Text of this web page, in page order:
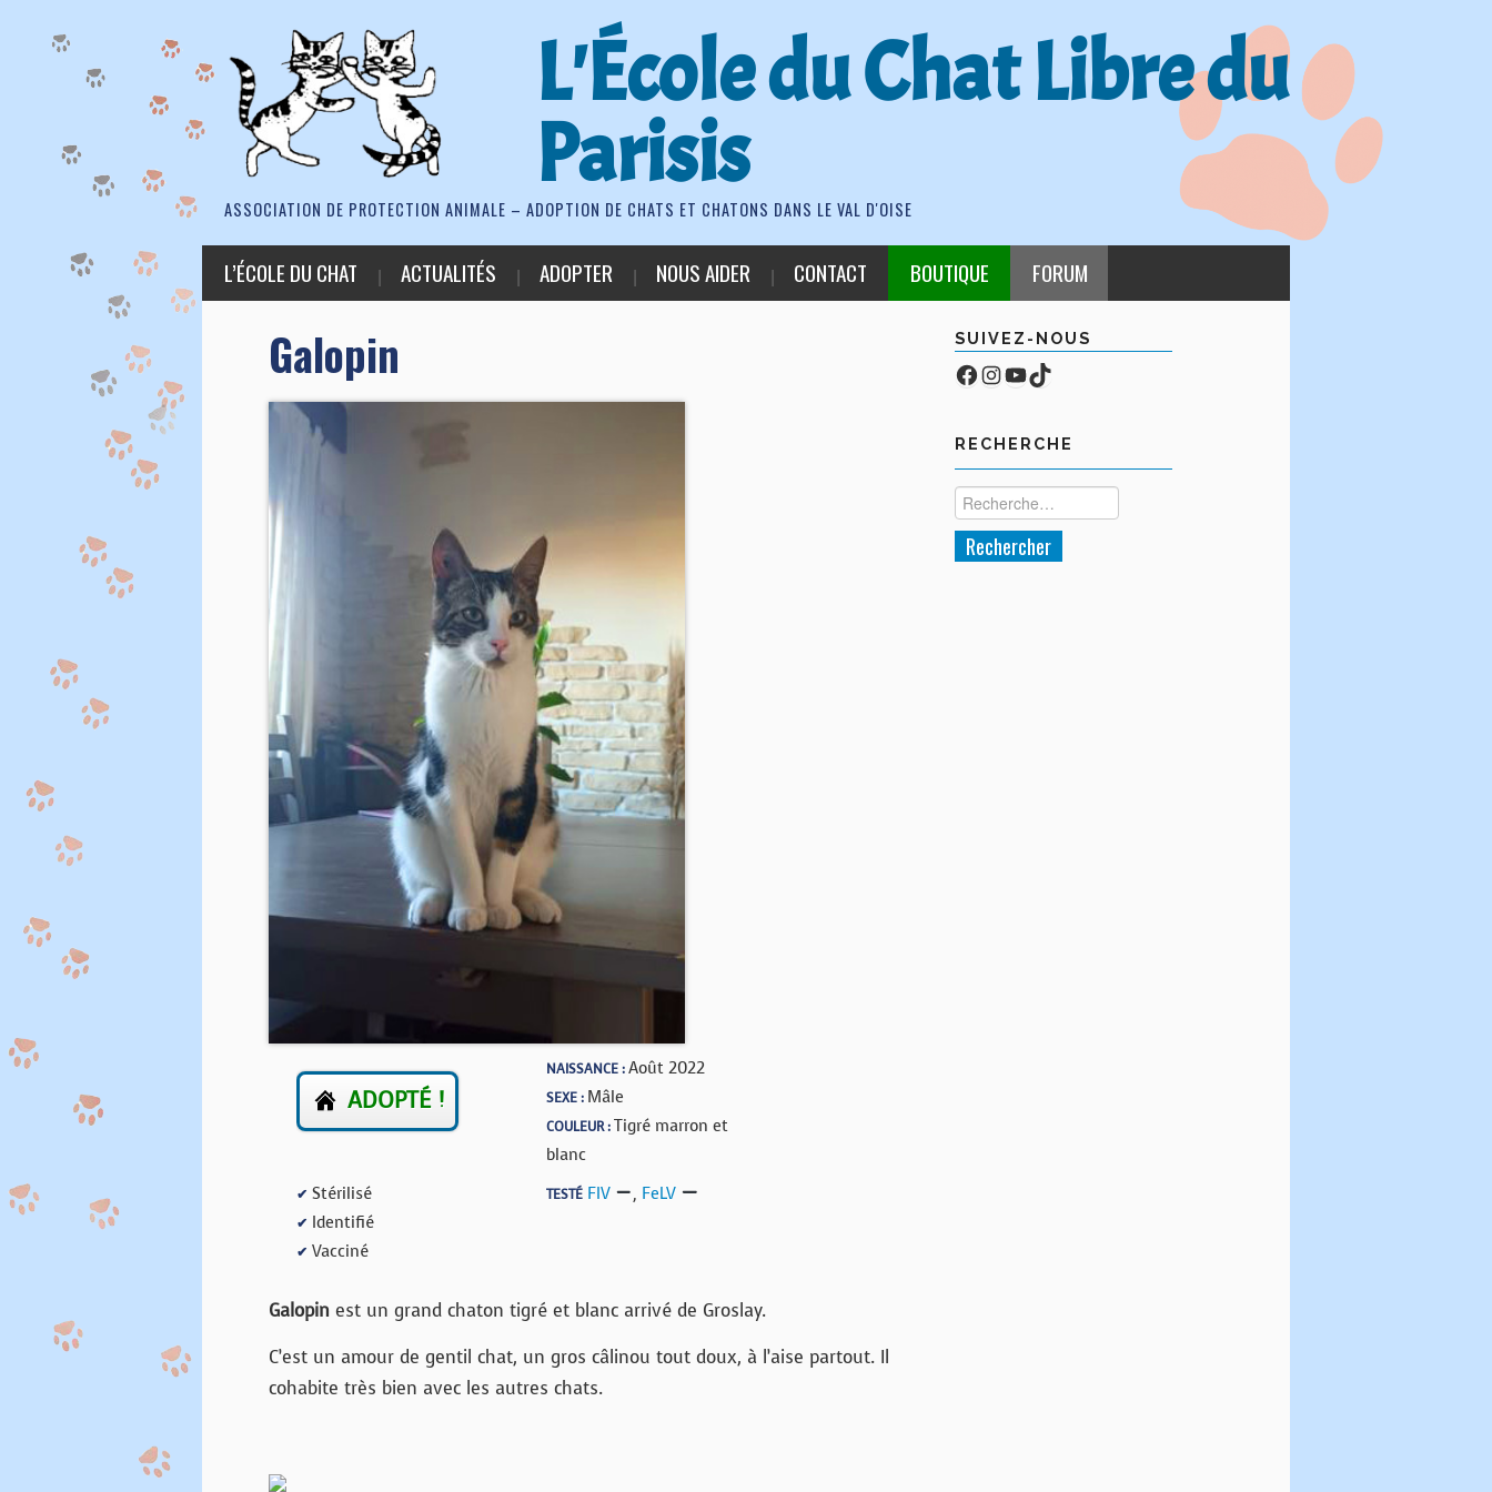
L'École du Chat Libre du
Parisis
ASSOCIATION DE PROTECTION ANIMALE – ADOPTION DE CHATS ET CHATONS DANS LE VAL D'OISE
L’ÉCOLE DU CHAT ACTUALITÉS ADOPTER NOUS AIDER CONTACT BOUTIQUE FORUM
Galopin
ADOPTÉ !
NAISSANCE :Août 2022
SEXE : Mâle
COULEUR :Tigré marron et
blanc
✔ Stérilisé
✔ Identifié
✔ Vacciné
TESTÉ FIV , FeLV
Galopin est un grand chaton tigré et blanc arrivé de Groslay.
C’est un amour de gentil chat, un gros câlinou tout doux, à l’aise partout. Il
cohabite très bien avec les autres chats.
SUIVEZ-NOUS
Facebook
Compte Instagram
YouTube
TikTok
RECHERCHE